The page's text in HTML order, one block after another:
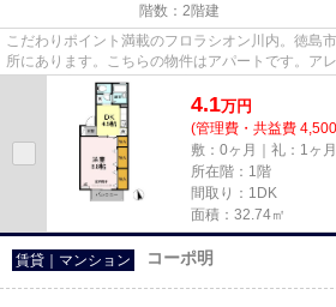
階数：2階建
こだわりポイント満載のフロラシオン川内。徳島
所にあります。こちらの物件はアパートです。ア
の良い安心の物件です。健康な...
4.1万円
(管理費・共益費
敷：0ヶ月｜礼：1ヶ月
所在階：1階
間取り：1DK
面積：32.74㎡
賃貸｜マンション コーポ明